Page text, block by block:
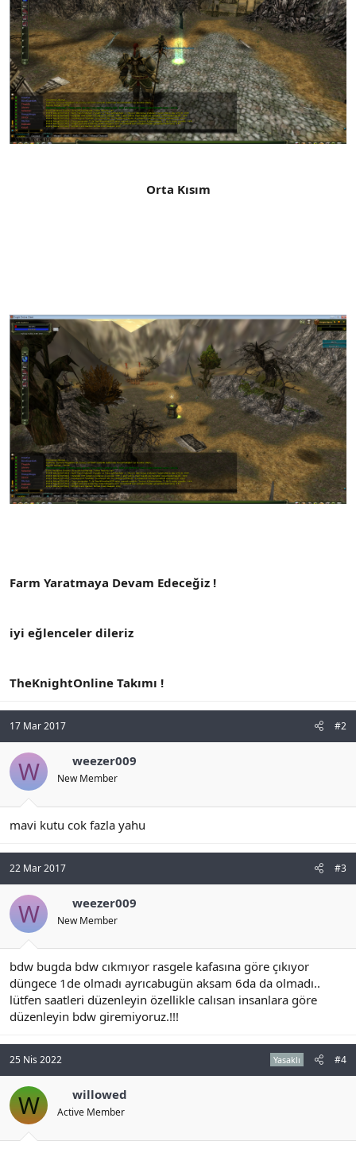
Orta Kısım
Farm Yaratmaya Devam Edeceğiz !
iyi eğlenceler dileriz
TheKnightOnline Takımı !
17 Mar 2017 #2
W weezer009
New Member
mavi kutu cok fazla yahu
22 Mar 2017 #3
W weezer009
New Member
bdw bugda bdw cıkmıyor rasgele kafasına göre çıkıyor
düngece 1de olmadı ayrıcabugün aksam 6da da olmadı..
lütfen saatleri düzenleyin özellikle calısan insanlara göre
düzenleyin bdw giremiyoruz.!!!
25 Nis 2022 Yasaklı #4
W willowed
Active Member